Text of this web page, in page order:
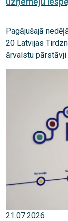
Pagājušajā
20 Latvijas
ārvalstu pārstāvji
21.07.2026